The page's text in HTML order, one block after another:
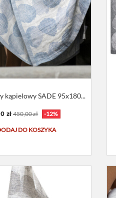
kąpielowy SADE 95x180...
zł 450,00 zł -12%
DO KOSZYKA